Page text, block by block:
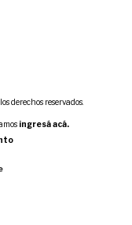
derechos reservados.
ingresá acá.